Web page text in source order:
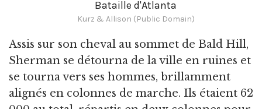
Bataille d'Atlanta
Kurz & Allison (Public Domain)
Assis sur son cheval au sommet de Bald Hill,
Sherman se détourna de la ville en ruines et
se tourna vers ses hommes, brillamment
alignés en colonnes de marche. Ils étaient 62